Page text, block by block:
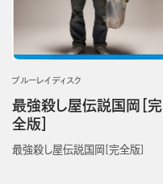
ブルーレイディスク
最強殺し屋伝説国岡［完
全版］
最強殺し屋伝説国岡[完全版]